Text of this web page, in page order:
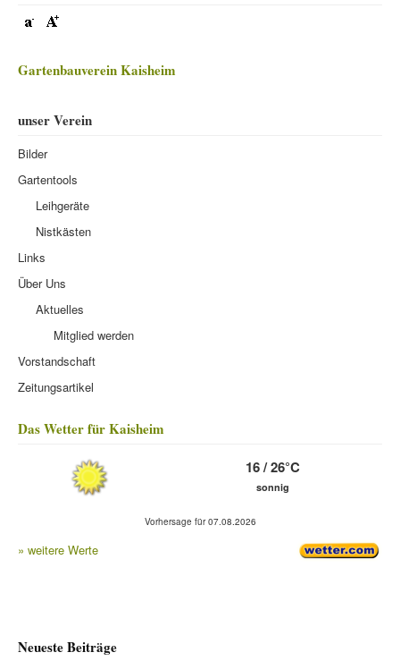
Gartenbauverein Kaisheim
unser Verein
Bilder
Gartentools
Leihgeräte
Nistkästen
Links
Über Uns
Aktuelles
Mitglied werden
Vorstandschaft
Zeitungsartikel
Das Wetter für Kaisheim
16 / 26°C
sonnig
Vorhersage für 07.08.2026
» weitere Werte
Neueste Beiträge